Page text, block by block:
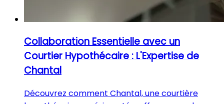
Collaboration Essentielle avec un
Courtier Hypothécaire : L'Expertise de
Chantal
Découvrez comment Chantal, une courtière